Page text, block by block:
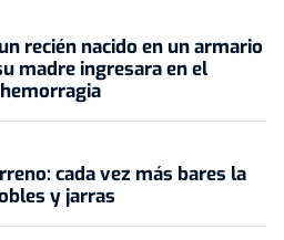
recién nacido en un armario
madre ingresara en el
cada vez más bares la
y jarras